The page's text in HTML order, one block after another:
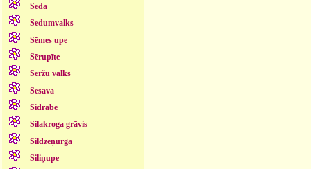
Seda
Sedumvalks
Sēmes upe
Sērupīte
Sēržu valks
Sesava
Sidrabe
Silakroga grāvis
Sildzeņurga
Siliņupe